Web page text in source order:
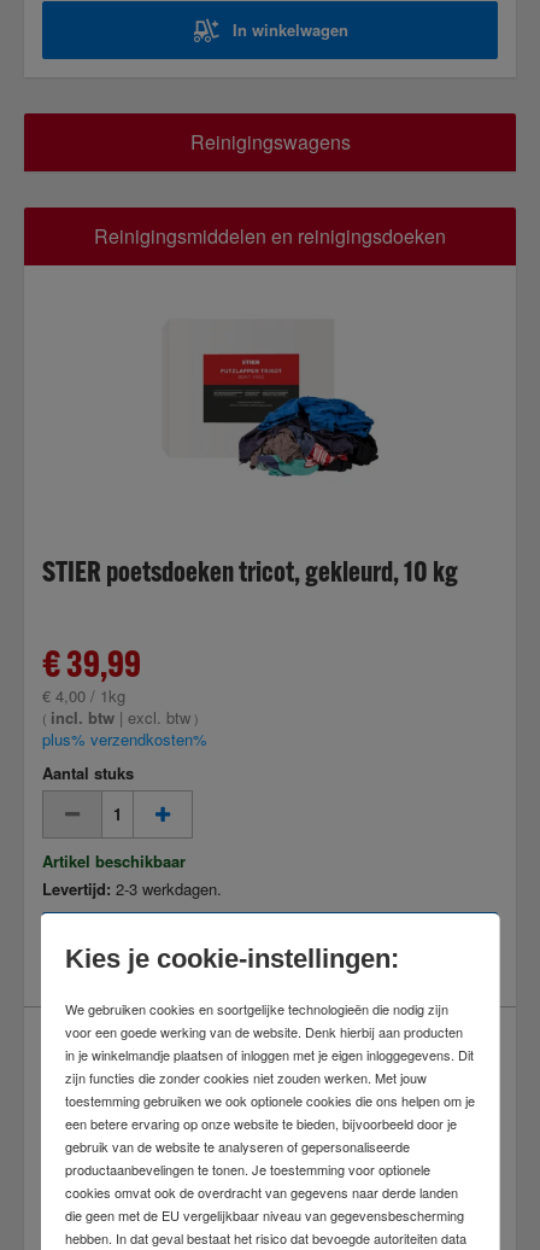
In winkelwagen
Reinigingswagens
Reinigingsmiddelen en reinigingsdoeken
STIER poetsdoeken tricot, gekleurd, 10 kg
€ 39,99
€ 4,00 / 1kg
( incl. btw | excl. btw)
plus% verzendkosten%
Aantal stuks
Artikel beschikbaar
Levertijd: 2-3 werkdagen.
Kies je cookie-instellingen:
We gebruiken cookies en soortgelijke technologieën die nodig zijn
voor een goede werking van de website. Denk hierbij aan producten
in je winkelmandje plaatsen of inloggen met je eigen inloggegevens. Dit
zijn functies die zonder cookies niet zouden werken. Met jouw
toestemming gebruiken we ook optionele cookies die ons helpen om je
een betere ervaring op onze website te bieden, bijvoorbeeld door je
gebruik van de website te analyseren of gepersonaliseerde
productaanbevelingen te tonen. Je toestemming voor optionele
cookies omvat ook de overdracht van gegevens naar derde landen
die geen met de EU vergelijkbaar niveau van gegevensbescherming
hebben. In dat geval bestaat het risico dat bevoegde autoriteiten data